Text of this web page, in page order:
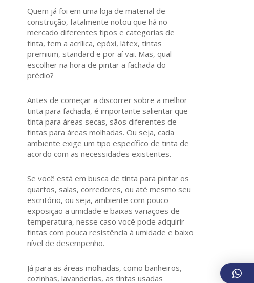
Quem já foi em uma loja de material de
construção, fatalmente notou que há no
mercado diferentes tipos e categorias de
tinta, tem a acrílica, epóxi, látex, tintas
premium, standard e por aí vai. Mas, qual
escolher na hora de pintar a fachada do
prédio?
Antes de começar a discorrer sobre a melhor
tinta para fachada, é importante salientar que
tinta para áreas secas, sãos diferentes de
tintas para áreas molhadas. Ou seja, cada
ambiente exige um tipo específico de tinta de
acordo com as necessidades existentes.
Se você está em busca de tinta para pintar os
quartos, salas, corredores, ou até mesmo seu
escritório, ou seja, ambiente com pouco
exposição a umidade e baixas variações de
temperatura, nesse caso você pode adquirir
tintas com pouca resistência à umidade e baixo
nível de desempenho.
Já para as áreas molhadas, como banheiros,
cozinhas, lavanderias, as tintas usadas